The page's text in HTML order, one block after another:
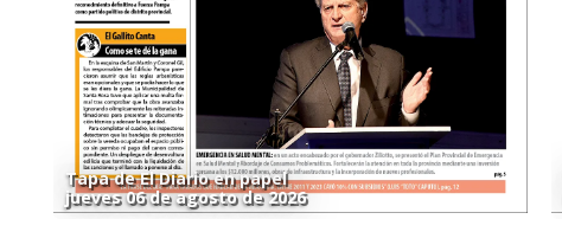
Tapa de El Diario en papel
jueves 06 de agosto de 2026